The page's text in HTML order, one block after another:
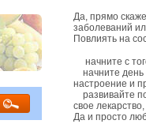
Да, прямо
заболеваний
Повлиять на
начните с
начните день
настроение и
развивайте
свое
Да и просто